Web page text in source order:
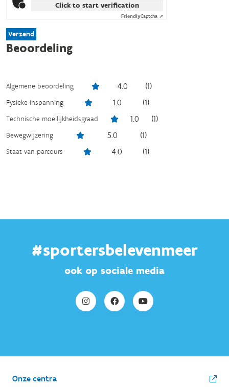
Click to start verification
FriendlyCaptcha ⇗
Verzend
Beoordeling
Algemene beoordeling 4.0 (1)
Fysieke inspanning 1.0 (1)
Technische moeilijkheidsgraad 1.0 (1)
Bewegwijzering 5.0 (1)
Staat van parcours 4.0 (1)
#sportersbelevenmeer
ook op sociale media
Onze centra